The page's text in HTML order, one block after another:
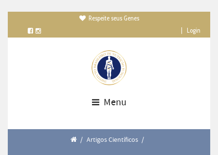
Respeite seus Genes
Login
Menu
/ Artigos Científicos /